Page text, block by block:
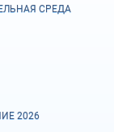
СРЕДА
2026